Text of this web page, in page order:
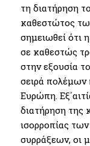
τη διατήρηση
καθεστώτος
σημειωθεί ότι
σε καθεστώς
στην εξουσία
σειρά πολέμων
Ευρώπη.
διατήρηση της
ισορροπίας
συρράξεων, οι